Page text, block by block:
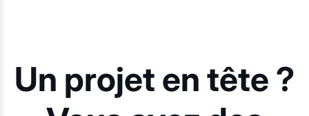
Un projet en tête ?